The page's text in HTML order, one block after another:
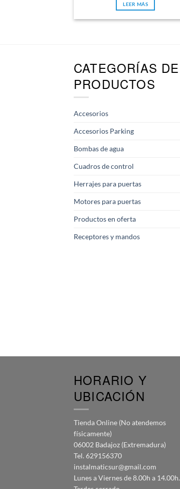
LEER MÁS
CATEGORÍAS DE
PRODUCTOS
Accesorios
Accesorios Parking
Bombas de agua
Cuadros de control
Herrajes para puertas
Motores para puertas
Productos en oferta
Receptores y mandos
HORARIO Y
UBICACIÓN
Tienda Online (No atendemos
físicamente)
06002 Badajoz (Extremadura)
Tel. 629156370
instalmaticsur@gmail.com
Lunes a Viernes de 8.00h a 14.00h.